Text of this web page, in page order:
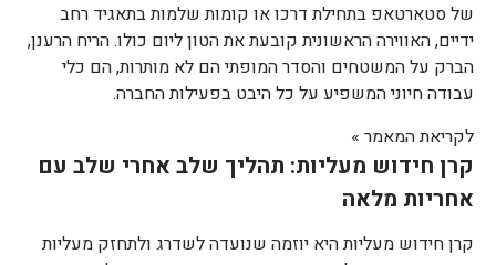
של סטארטאפ בתחילת דרכו או קומות שלמות בתאגיד רחב
ידיים, האווירה הראשונית קובעת את הטון ליום כולו. הריח הרענן,
הברק על המשטחים והסדר המופתי הם לא מותרות, הם כלי
עבודה חיוני המשפיע על כל היבט בפעילות החברה.
לקריאת המאמר »
קרן חידוש מעליות: תהליך שלב אחרי שלב עם
אחריות מלאה
קרן חידוש מעליות היא יוזמה שנועדה לשדרג ולתחזק מעליות